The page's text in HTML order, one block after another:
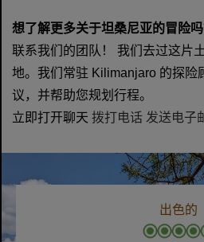
想了解更多关于坦桑尼亚的冒险吗
联系我们的团队！ 我们去过这片
地。我们常驻 Kilimanjaro 的探险
议，并帮助您规划行程。
立即打开聊天 拨打电话 发送电子
出色的